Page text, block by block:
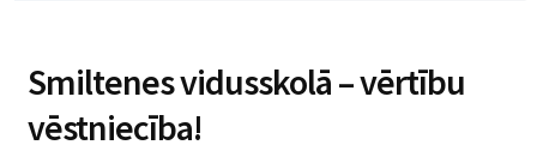
Smiltenes vidusskolā – vērtību
vēstniecība!